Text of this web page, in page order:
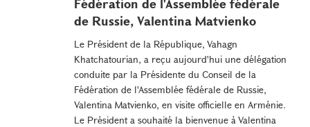
Fédération de l'Assemblée fédérale
de Russie, Valentina Matvienko
Le Président de la République, Vahagn
Khatchatourian, a reçu aujourd'hui une délégation
conduite par la Présidente du Conseil de la
Fédération de l'Assemblée fédérale de Russie,
Valentina Matvienko, en visite officielle en Arménie.
Le Président a souhaité la bienvenue à Valentina